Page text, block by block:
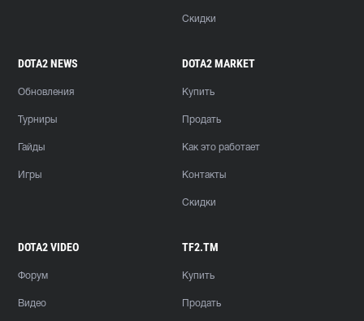
Скидки
DOTA2 NEWS
Обновления
Турниры
Гайды
Игры
DOTA2 MARKET
Купить
Продать
Как это работает
Контакты
Скидки
DOTA2 VIDEO
Форум
Видео
TF2.TM
Купить
Продать